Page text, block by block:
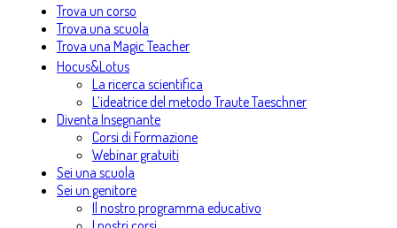
Trova un corso
Trova una scuola
Trova una Magic Teacher
Hocus&Lotus
La ricerca scientifica
L’ideatrice del metodo Traute Taeschner
Diventa Insegnante
Corsi di Formazione
Webinar gratuiti
Sei una scuola
Sei un genitore
Il nostro programma educativo